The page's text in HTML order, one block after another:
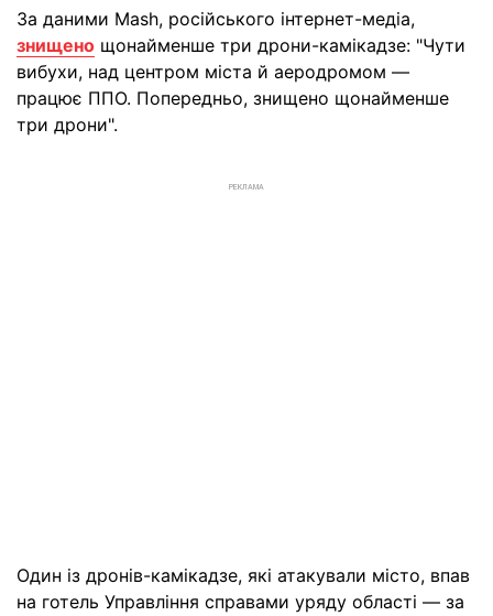
За даними Mash, російського інтернет-медіа,
знищено щонайменше три дрони-камікадзе: "Чути
вибухи, над центром міста й аеродромом —
працює ППО. Попередньо, знищено щонайменше
три дрони".
РЕКЛАМА
Один із дронів-камікадзе, які атакували місто, впав
на готель Управління справами уряду області — за